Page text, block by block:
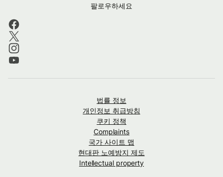
팔로우하세요
법률 정보
개인정보 취급방침
쿠키 정책
Complaints
국가 사이트 맵
현대판 노예방지 제도
Intellectual property